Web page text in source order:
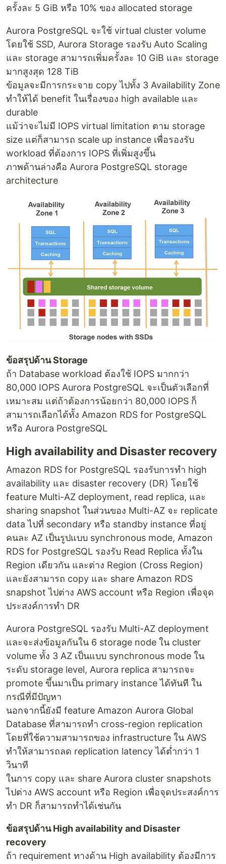
ครั้งละ 5 GiB หรือ 10% ของ allocated storage
Aurora PostgreSQL จะใช้ virtual cluster volume
โดยใช้ SSD, Aurora Storage รองรับ Auto Scaling
และ storage สามารถเพิ่มครั้งละ 10 GiB และ storage
มากสูงสุด 128 TiB
ข้อมูลจะมีการกระจาย copy ไปทั้ง 3 Availability Zone
ทำให้ได้ benefit ในเรื่องของ high available และ
durable
แม้ว่าจะไม่มี IOPS virtual limitation ตาม storage
size แต่ก็สามารถ scale up instance เพื่อรองรับ
workload ที่ต้องการ IOPS ที่เพิ่มสูงขึ้น
ภาพด้านล่างคือ Aurora PostgreSQL storage
architecture
ข้อสรุปด้าน Storage
ถ้า Database workload ต้องใช้ IOPS มากกว่า
80,000 IOPS Aurora PostgreSQL จะเป็นตัวเลือกที่
เหมาะสม แต่ถ้าต้องการน้อยกว่า 80,000 IOPS ก็
สามารถเลือกได้ทั้ง Amazon RDS for PostgreSQL
หรือ Aurora PostgreSQL
High availability and Disaster recovery
Amazon RDS for PostgreSQL รองรับการทำ high
availability และ disaster recovery (DR) โดยใช้
feature Multi-AZ deployment, read replica, และ
sharing snapshot ในส่วนของ Multi-AZ จะ replicate
data ไปที่ secondary หรือ standby instance ที่อยู่
คนละ AZ เป็นรูปแบบ synchronous mode, Amazon
RDS for PostgreSQL รองรับ Read Replica ทั้งใน
Region เดียวกัน และต่าง Region (Cross Region)
และยังสามารถ copy และ share Amazon RDS
snapshot ไปต่าง AWS account หรือ Region เพื่อจุด
ประสงค์การทำ DR
Aurora PostgreSQL รองรับ Multi-AZ deployment
และจะส่งข้อมูลกันใน 6 storage node ใน cluster
volume ทั้ง 3 AZ เป็นแบบ synchronous mode ใน
ระดับ storage level, Aurora replica สามารถจะ
promote ขึ้นมาเป็น primary instance ได้ทันที ใน
กรณีที่มีปัญหา
นอกจากนี้ยังมี feature Amazon Aurora Global
Database ที่สามารถทำ cross-region replication
โดยที่ใช้ความสามารถของ infrastructure ใน AWS
ทำให้สามารถลด replication latency ได้ต่ำกว่า 1
วินาที
ในการ copy และ share Aurora cluster snapshots
ไปต่าง AWS account หรือ Region เพื่อจุดประสงค์การ
ทำ DR ก็สามารถทำได้เช่นกัน
ข้อสรุปด้าน High availability and Disaster
recovery
ถ้า requirement ทางด้าน High availability ต้องมีการ